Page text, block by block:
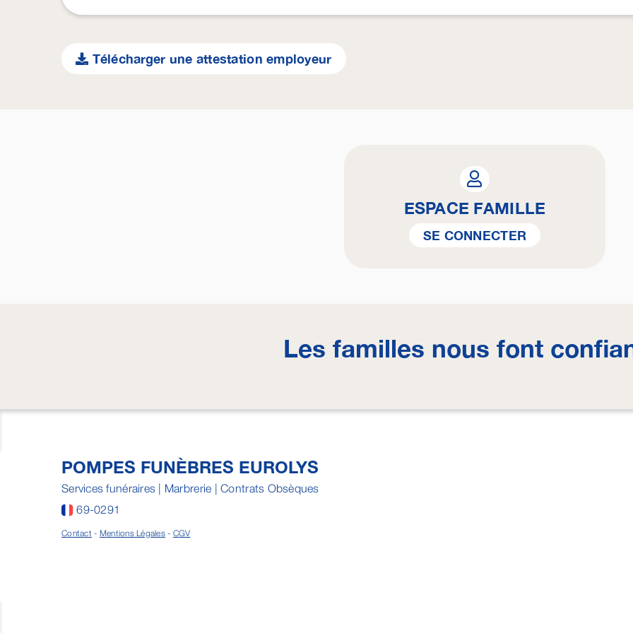
Télécharger une attestation employeur
ESPACE FAMILLE
SE CONNECTER
Les familles nous font
POMPES FUNÈBRES EUROLYS
Services funéraires | Marbrerie | Contrats Obsèques
69-0291
Contact- Mentions Légales - CGV